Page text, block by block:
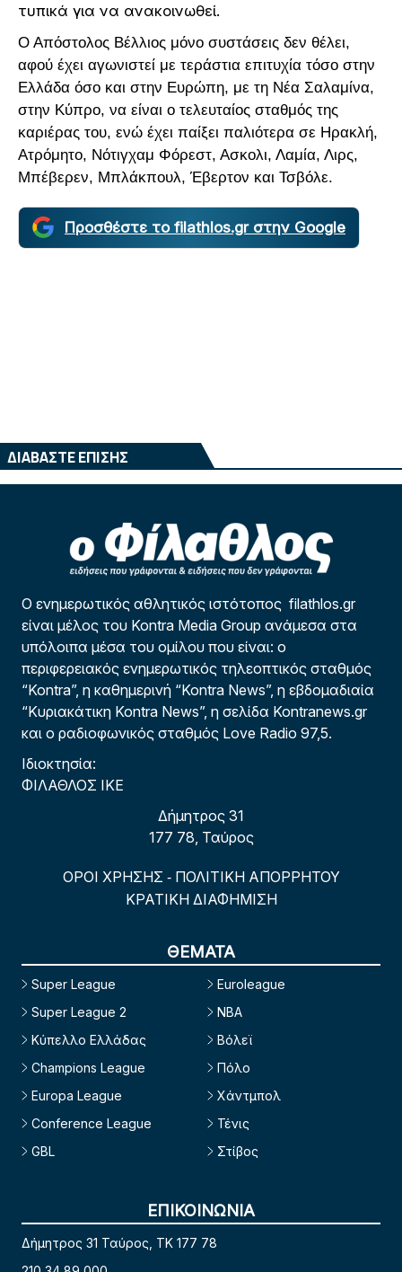
τυπικά για να ανακοινωθεί.
Ο Απόστολος Βέλλιος μόνο συστάσεις δεν θέλει,
αφού έχει αγωνιστεί με τεράστια επιτυχία τόσο στην
Ελλάδα όσο και στην Ευρώπη, με τη Νέα Σαλαμίνα,
στην Κύπρο, να είναι ο τελευταίος σταθμός της
καριέρας του, ενώ έχει παίξει παλιότερα σε Ηρακλή,
Ατρόμητο, Νότιγχαμ Φόρεστ, Ασκολι, Λαμία, Λιρς,
Μπέβερεν, Μπλάκπουλ, Έβερτον και Τσβόλε.
Προσθέστε το filathlos.gr στην Google
ΔΙΑΒΑΣΤΕ ΕΠΙΣΗΣ
Ο ενημερωτικός αθλητικός ιστότοπος filathlos.gr
είναι μέλος του Kontra Media Group ανάμεσα στα
υπόλοιπα μέσα του ομίλου που είναι: ο
περιφερειακός ενημερωτικός τηλεοπτικός σταθμός
“Kontra”, η καθημερινή “Kontra News”, η εβδομαδιαία
“Κυριακάτικη Kontra News”, η σελίδα Kontranews.gr
και ο ραδιοφωνικός σταθμός Love Radio 97,5.
Ιδιοκτησία:
ΦΙΛΑΘΛΟΣ ΙΚΕ
Δήμητρος 31
177 78, Ταύρος
ΟΡΟΙ ΧΡΗΣΗΣ - ΠΟΛΙΤΙΚΗ ΑΠΟΡΡΗΤΟΥ
ΚΡΑΤΙΚΗ ΔΙΑΦΗΜΙΣΗ
ΘΕΜΑΤΑ
Super League
Super League 2
Κύπελλο Ελλάδας
Champions League
Europa League
Conference League
GBL
Euroleague
NBA
Βόλεϊ
Πόλο
Χάντμπολ
Τένις
Στίβος
ΕΠΙΚΟΙΝΩΝΙΑ
Δήμητρος 31 Ταύρος, TK 177 78